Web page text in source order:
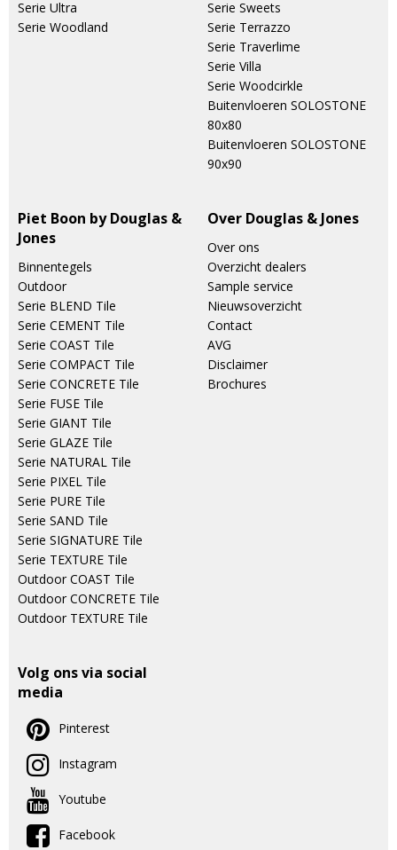
Serie Ultra
Serie Woodland
Serie Sweets
Serie Terrazzo
Serie Traverlime
Serie Villa
Serie Woodcirkle
Buitenvloeren SOLOSTONE
80x80
Buitenvloeren SOLOSTONE
90x90
Piet Boon by Douglas &
Jones
Binnentegels
Outdoor
Serie BLEND Tile
Serie CEMENT Tile
Serie COAST Tile
Serie COMPACT Tile
Serie CONCRETE Tile
Serie FUSE Tile
Serie GIANT Tile
Serie GLAZE Tile
Serie NATURAL Tile
Serie PIXEL Tile
Serie PURE Tile
Serie SAND Tile
Serie SIGNATURE Tile
Serie TEXTURE Tile
Outdoor COAST Tile
Outdoor CONCRETE Tile
Outdoor TEXTURE Tile
Over Douglas & Jones
Over ons
Overzicht dealers
Sample service
Nieuwsoverzicht
Contact
AVG
Disclaimer
Brochures
Volg ons via social
media
Pinterest
Instagram
Youtube
Facebook